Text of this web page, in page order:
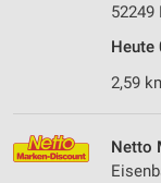
52249
Heute
2,59
Netto